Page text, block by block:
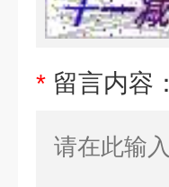
* 留言内容：